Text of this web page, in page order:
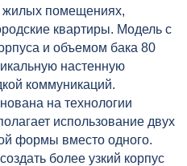
жилых помещениях,
квартиры. Модель с
и объемом бака 80
настенную
коммуникаций.
на технологии
использование двух
формы вместо одного.
более узкий корпус